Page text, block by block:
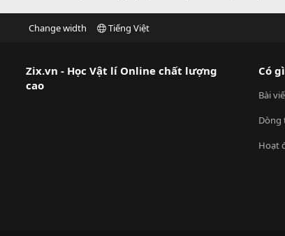
Change width Tiếng Việt
Zix.vn - Học Vật lí Online chất lượng
cao
Có
Bài
Dòng
Hoạt